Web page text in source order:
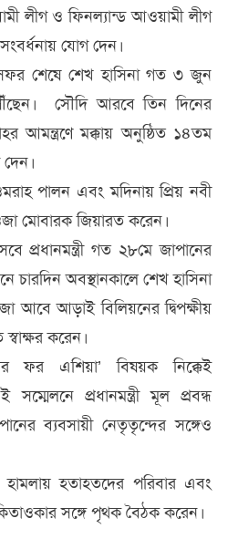
লীগ ও ফিনল্যান্ড আওয়ামী লীগ
যোগ দেন।
শেষে শেখ হাসিনা গত ৩ জুন
সৌদি আরবে তিন দিনের
আমন্ত্রণে মক্কায় অনুষ্ঠিত ১৪তম
পালন এবং মদিনায় প্রিয় নবী
মোবারক জিয়ারত করেন।
প্রধানমন্ত্রী গত ২৮মে জাপানের
চারদিন অবস্থানকালে শেখ হাসিনা
আবে আড়াই বিলিয়নের দ্বিপক্ষীয়
করেন।
ফর এশিয়া’ বিষয়ক নিক্কেই
প্রধানমন্ত্রী মূল প্রবন্ধ
ব্যবসায়ী নেতৃতৃন্দের সঙ্গেও
হামলায় হতাহতদের পরিবার এবং
সঙ্গে পৃথক বৈঠক করেন।